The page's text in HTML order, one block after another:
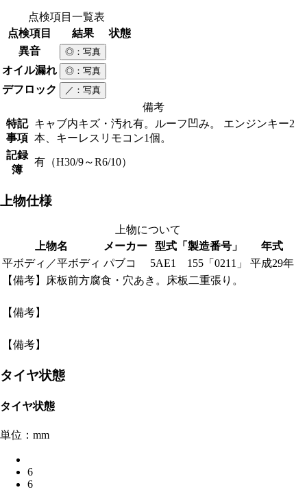
点検項目一覧表
点検項目
結果
状態
異音
◎ ：写真
オイル漏れ ◎ ：写真
デフロック ／ ：写真
備考
特記
事項
キャブ内キズ・汚れ有。ルーフ凹み。 エンジンキー2
本、キーレスリモコン1個。
記録
簿
有（H30/9～R6/10）
上物仕様
上物について
上物名
メーカー 型式「製造番号」
年式
平ボディ／平ボディ パブコ 5AE1 155「0211」
平成29年
【備考】床板前方腐食・穴あき。床板二重張り。
【備考】
【備考】
タイヤ状態
タイヤ状態
単位：mm
6
6